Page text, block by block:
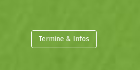
Termine & Infos